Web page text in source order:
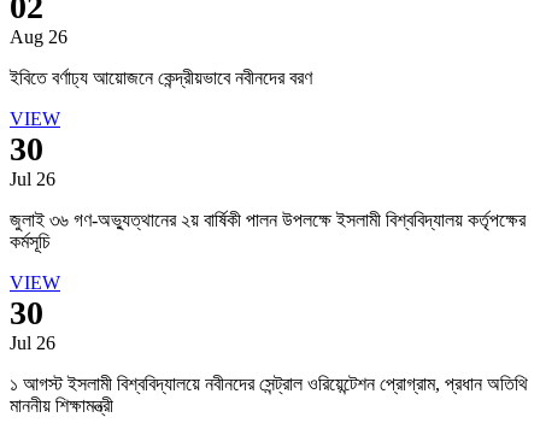
Aug 26
ইবিতে বর্ণাঢ্য আয়োজনে কেন্দ্রীয়ভাবে নবীনদের বরণ
VIEW
30
Jul 26
জুলাই ৩৬ গণ-অভ্যুত্থানের ২য় বার্ষিকী পালন উপলক্ষে ইসলামী বিশ্ববিদ্যালয় কর্তৃপক্ষের
কর্মসূচি
VIEW
30
Jul 26
১ আগস্ট ইসলামী বিশ্ববিদ্যালয়ে নবীনদের সেন্ট্রাল ওরিয়েন্টেশন প্রোগ্রাম, প্রধান অতিথি
মাননীয় শিক্ষামন্ত্রী